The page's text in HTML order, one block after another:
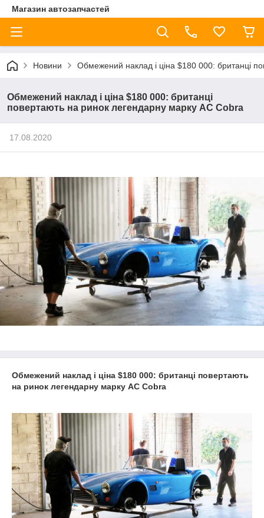
Магазин автозапчастей
Новини Обмежений наклад і ціна $180 000: британці
Обмежений наклад і ціна $180 000: британці
повертають на ринок легендарну марку AC Cobra
17.08.2020
Обмежений наклад і ціна $180 000: британці повертають
на ринок легендарну марку AC Cobra